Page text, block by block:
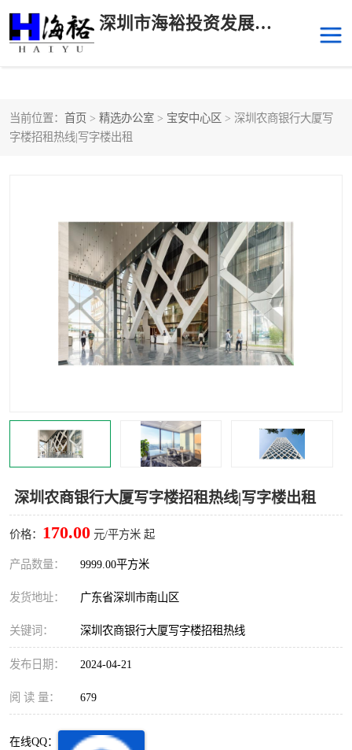
深圳市海裕投资发展有限公司
当前位置： 首页 > 精选办公室 > 宝安中心区 > 深圳农商银行大厦写
字楼招租热线|写字楼出租
深圳农商银行大厦写字楼招租热线|写字楼出租
价格： 170.00 元/平方米 起
产品数量： 9999.00平方米
发货地址： 广东省深圳市南山区
关键词： 深圳农商银行大厦写字楼招租热线
发布日期： 2024-04-21
阅 读 量： 679
在线QQ：
后海
福田中心区写字楼租赁 宝安中心区
深圳宝安 福田车公庙
罗湖水贝 南山南油
罗湖区
兴东 石岩
车公庙
中心区
南山区 西丽
深圳超级总部基地 后海